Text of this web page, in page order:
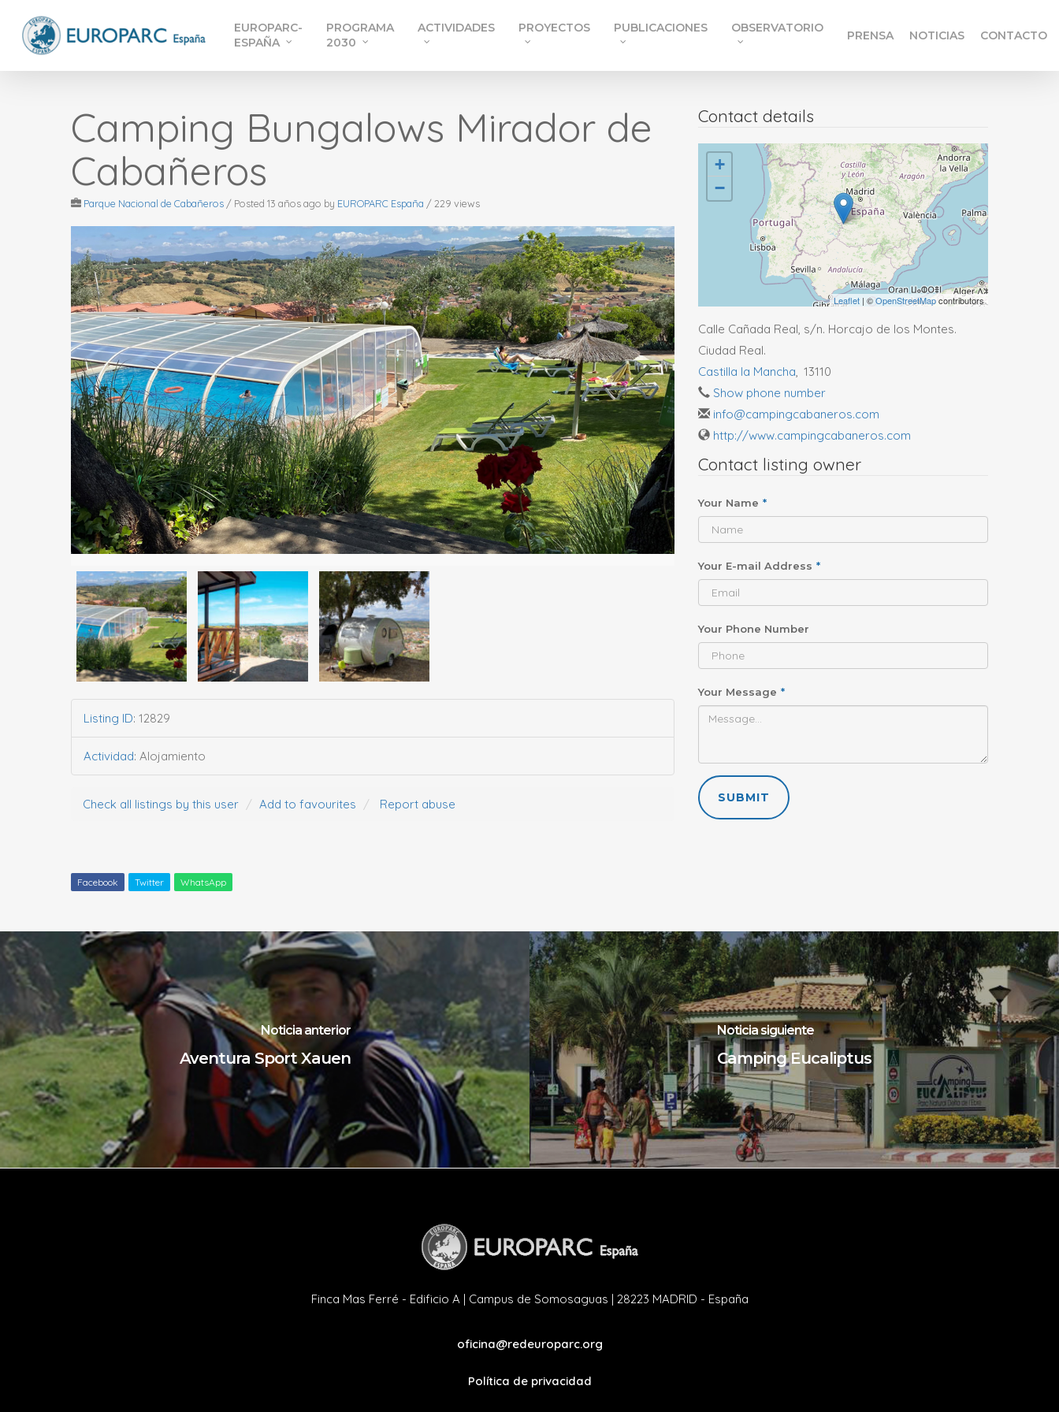
content
EUROPARC-
ESPAÑA
PROGRAMA
2030
ACTIVIDADES PROYECTOS PUBLICACIONES OBSERVATORIO
PRENSA NOTICIAS CONTACTO
Camping Bungalows Mirador de
Cabañeros
Parque Nacional de Cabañeros / Posted 13 años ago by EUROPARC España / 229 views
Listing ID: 12829
Actividad: Alojamiento
Check all listings by this user Add to favourites Report abuse
Contact details
+
−
Leaflet | ©OpenStreetMapcontributors
Calle Cañada Real, s/n. Horcajo de los Montes.
Ciudad Real.
Castilla la Mancha, 13110
Show phone number
info@campingcabaneros.com
http://www.campingcabaneros.com
Contact listing owner
Your Name *
Your E-mail Address *
Your Phone Number
Your Message *
SUBMIT
Facebook Twitter WhatsApp
Noticia anterior
Aventura Sport Xauen
Noticia siguiente
Camping Eucaliptus
Finca Mas Ferré - Edificio A | Campus de Somosaguas | 28223 MADRID - España
oficina@redeuroparc.org
Política de privacidad